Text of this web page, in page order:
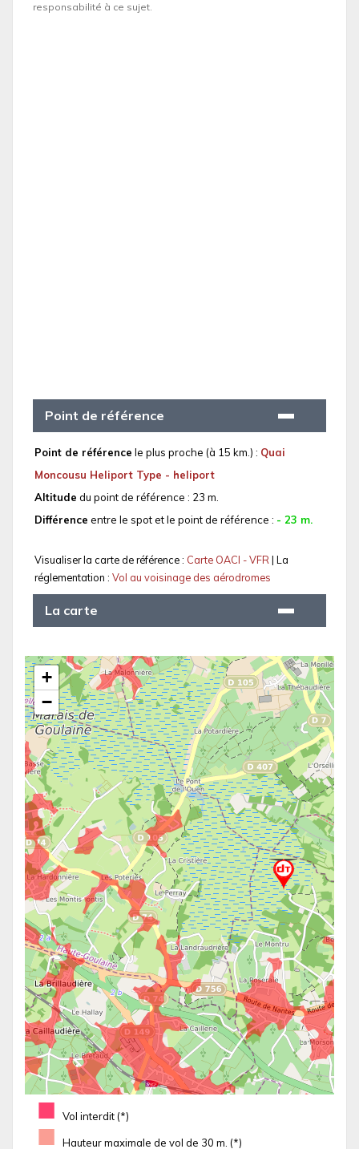
responsabilité à ce sujet.
Point de référence
Point de référence le plus proche (à 15 km.) : Quai
Moncousu Heliport Type - heliport
Altitude du point de référence : 23 m.
Différence entre le spot et le point de référence : - 23 m.
Visualiser la carte de référence : Carte OACI - VFR| La
réglementation : Vol au voisinage des aérodromes
La carte
■ Vol interdit (*)
■ Hauteur maximale de vol de 30 m. (*)